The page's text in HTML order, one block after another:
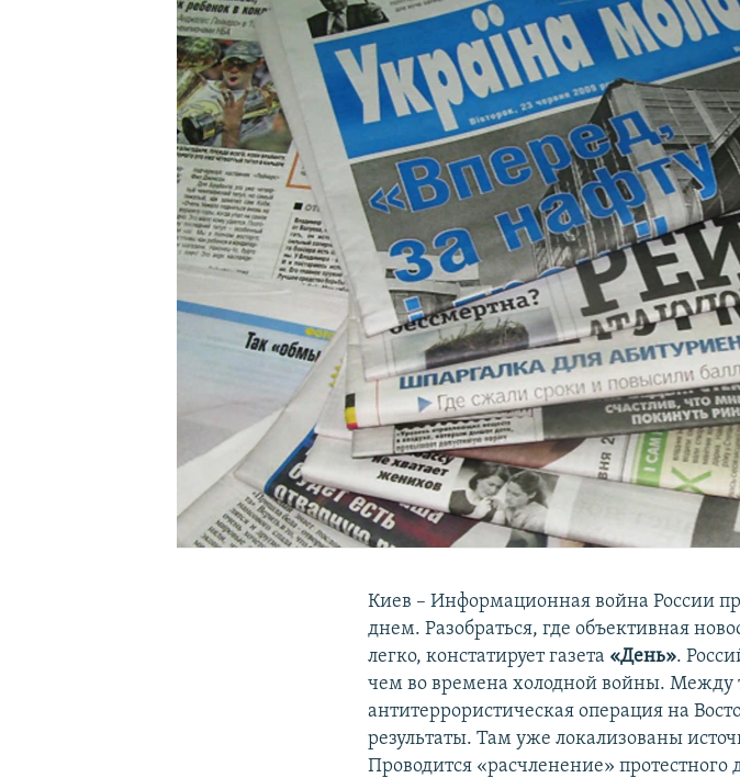
КРЫМ.НЕПОКОРЕННЫЙ
УКРАИНСКАЯ ПРОБЛЕМА КРЫМА
Киев – Информационная война России
днем. Разобраться, где объективная
легко, констатирует газета «День».
чем во времена холодной войны. Между
антитеррористическая операция на
результаты. Там уже локализованы
Проводится «расчленение»